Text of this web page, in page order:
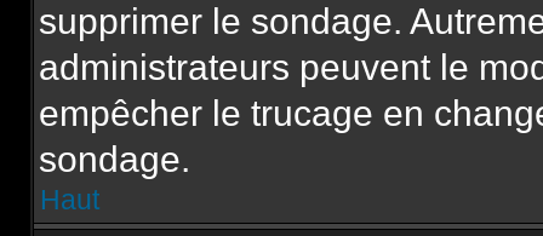
supprimer le sondage.
administrateurs peuvent le
empêcher le trucage en
sondage.
Haut